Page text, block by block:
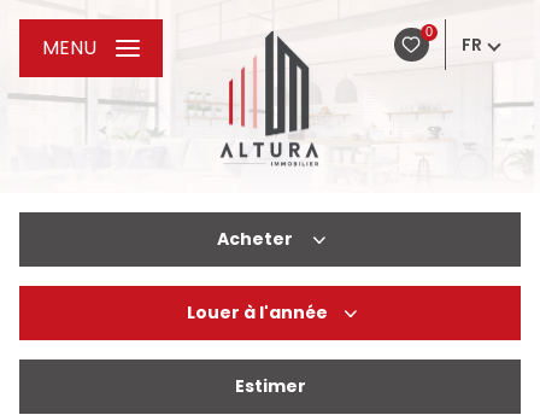
0
FR
MENU
Acheter
De l'immo pro
Louer à l'année
Estimer